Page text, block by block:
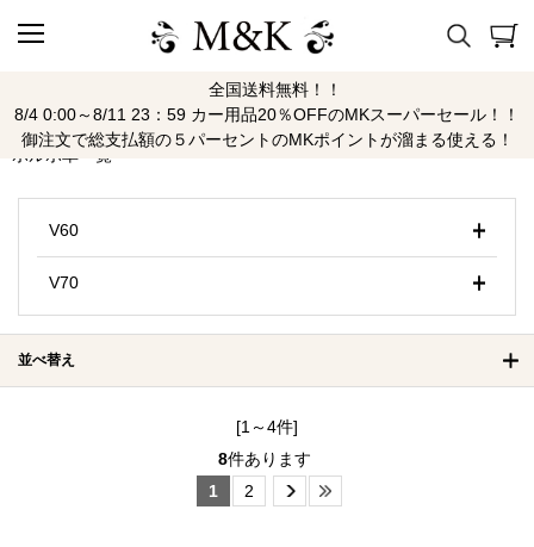
全国送料無料！！
8/4 0:00～8/11 23：59 カー用品20％OFFのMKスーパーセール！！
御注文で総支払額の５パーセントのMKポイントが溜まる使える！
ボルボ
ボルボ車一覧
V60
V70
並べ替え
[1～4件]
8件あります
1
2